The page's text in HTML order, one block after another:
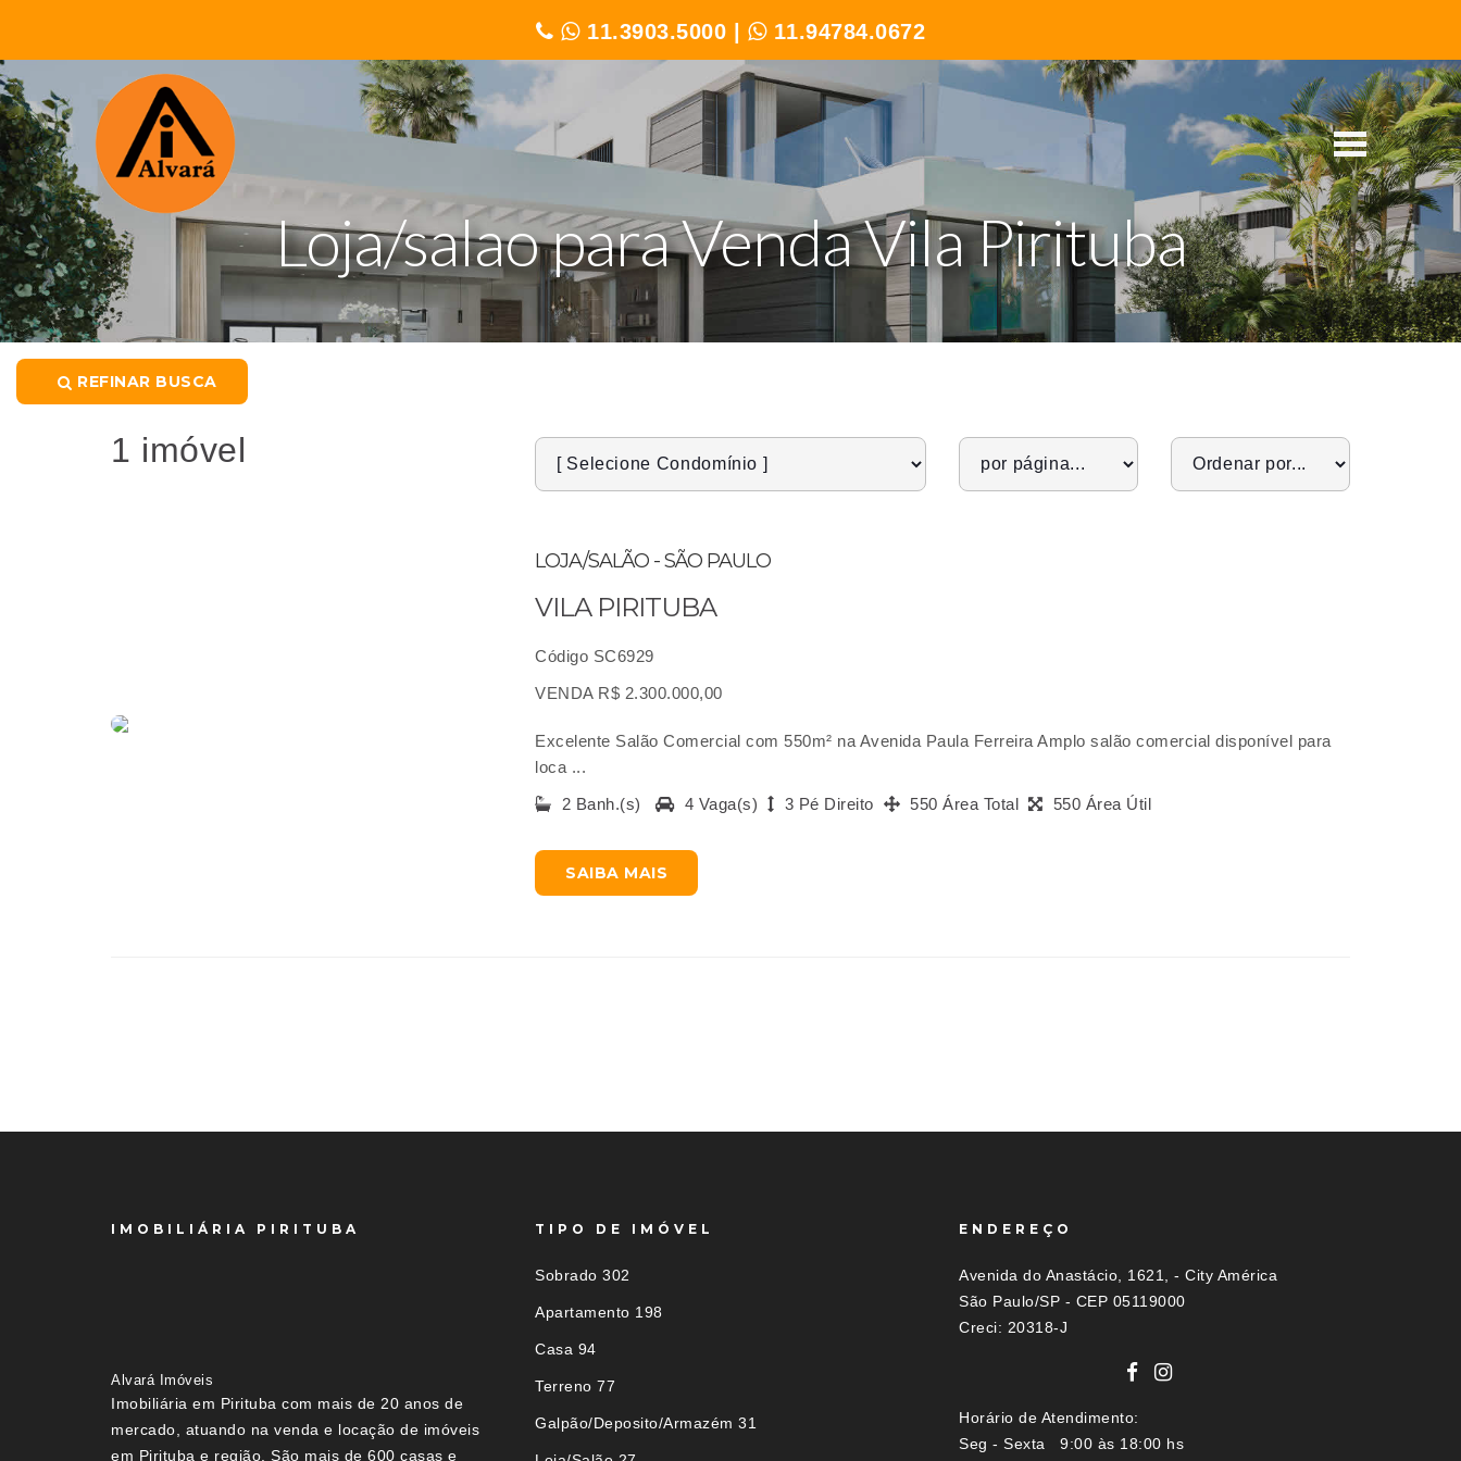
11.3903.5000 11.94784.0672
Loja/salao para Venda Vila Pirituba
REFINAR BUSCA
1 imóvel
LOJA/SALÃO - SÃO PAULO
VILA PIRITUBA
Código SC6929
VENDA R$ 2.300.000,00
Excelente Salão Comercial com 550m² na Avenida Paula Ferreira Amplo salão comercial disponível para
loca ...
2 Banh.(s)
4 Vaga(s) 3 Pé Direito 550 Área Total 550 Área Útil
SAIBA MAIS
IMOBILIÁRIA PIRITUBA
Alvará Imóveis
Imobiliária em Pirituba com mais de 20 anos de
mercado, atuando na venda e locação de imóveis
em Pirituba e região. São mais de 600 casas e
TIPO DE IMÓVEL
Sobrado 302
Apartamento 198
Casa 94
Terreno 77
Galpão/Deposito/Armazém 31
ENDEREÇO
Avenida do Anastácio, 1621, - City América
São Paulo/SP - CEP 05119000
Creci: 20318-J
Horário de Atendimento:
Seg - Sexta 9:00 às 18:00 hs